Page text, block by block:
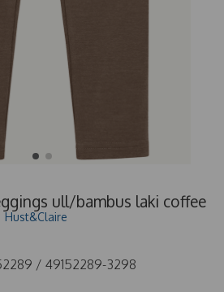
ull/bambus laki coffee
Hust&Claire
/ 49152289-3298